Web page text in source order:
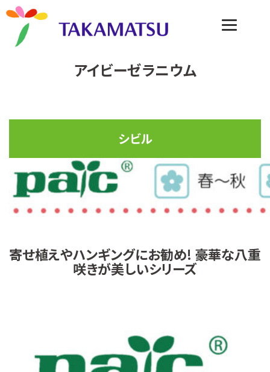
アイビーゼラニウム
シビル
寄せ植えやハンギングにお勧め! 豪華な八重
咲きが美しいシリーズ